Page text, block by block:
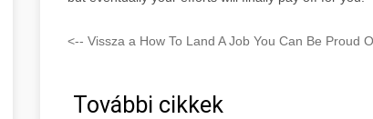
<-- Vissza a How To Land A Job You Can Be Proud
További cikkek